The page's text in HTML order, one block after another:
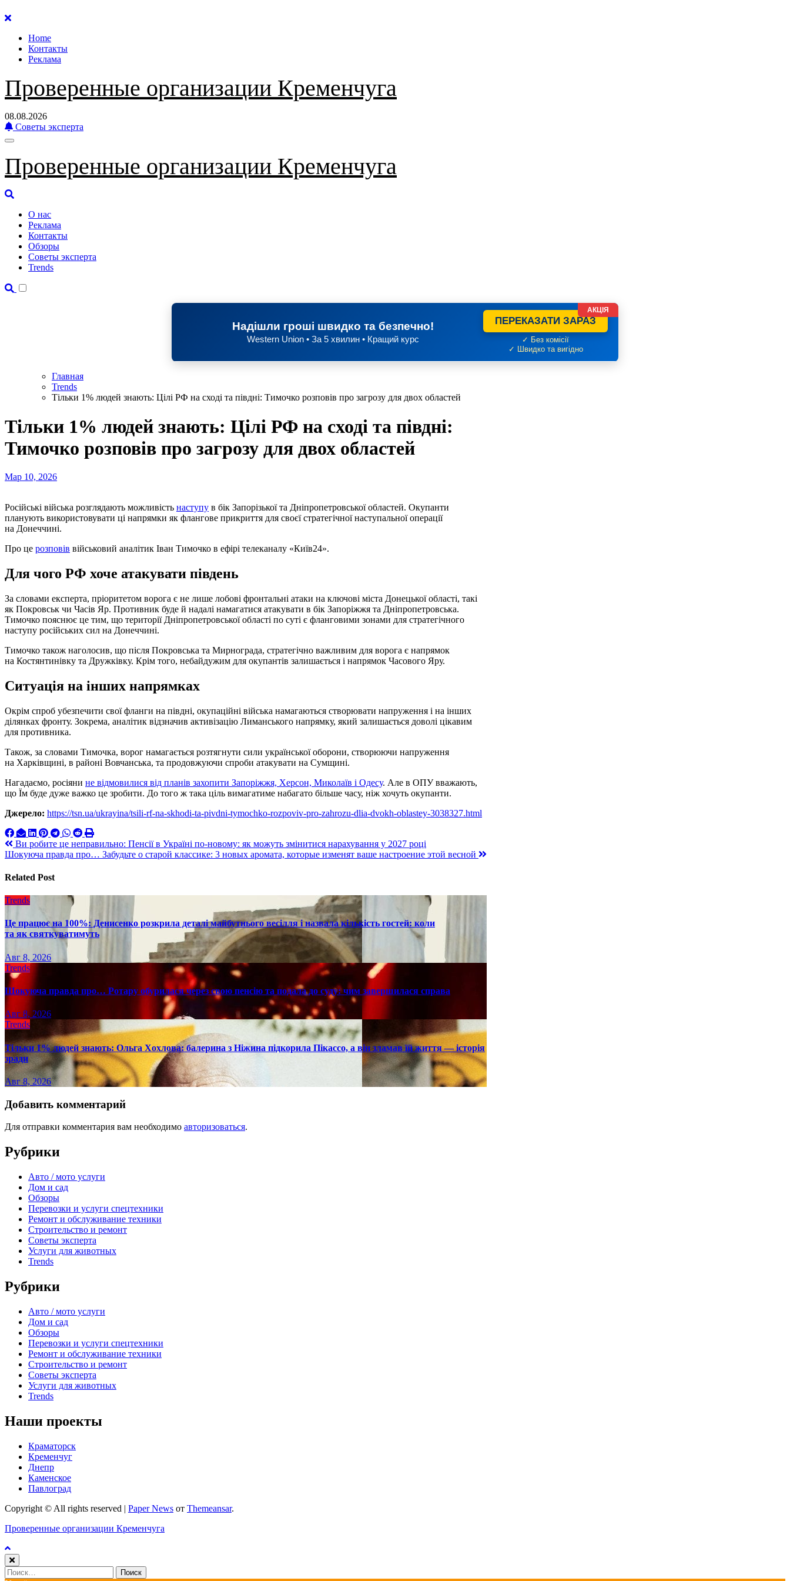
Перейти
содержанию
Home
Контакты
Реклама
Проверенные организации Кременчуга
08.08.2026
Советы эксперта
Проверенные организации Кременчуга
О нас
Реклама
Контакты
Обзоры
Советы эксперта
Trends
Надішли гроші швидко та безпечно!
Western Union • За 5 хвилин • Кращий курс
ПЕРЕКАЗАТИ ЗАРАЗ
✓ Без комісії
✓ Швидко та вигідно
АКЦІЯ
Главная
Trends
Тільки 1% людей знають: Цілі РФ на сході та півдні: Тимочко розповів про загрозу для двох областей
Тільки 1% людей знають: Цілі РФ на сході та півдні:
Тимочко розповів про загрозу для двох областей
Мар 10, 2026
Російські війська розглядають можливість наступу в бік Запорізької та Дніпропетровської областей. Окупанти
планують використовувати ці напрямки як флангове прикриття для своєї стратегічної наступальної операції
на Донеччині.
Про це розповів військовий аналітик Іван Тимочко в ефірі телеканалу «Київ24».
Для чого РФ хоче атакувати південь
За словами експерта, пріоритетом ворога є не лише лобові фронтальні атаки на ключові міста Донецької області, такі
як Покровськ чи Часів Яр. Противник буде й надалі намагатися атакувати в бік Запоріжжя та Дніпропетровська.
Тимочко пояснює це тим, що території Дніпропетровської області по суті є фланговими зонами для стратегічного
наступу російських сил на Донеччині.
Тимочко також наголосив, що після Покровська та Мирнограда, стратегічно важливим для ворога є напрямок
на Костянтинівку та Дружківку. Крім того, небайдужим для окупантів залишається і напрямок Часового Яру.
Ситуація на інших напрямках
Окрім спроб убезпечити свої фланги на півдні, окупаційні війська намагаються створювати напруження і на інших
ділянках фронту. Зокрема, аналітик відзначив активізацію Лиманського напрямку, який залишається доволі цікавим
для противника.
Також, за словами Тимочка, ворог намагається розтягнути сили української оборони, створюючи напруження
на Харківщині, в районі Вовчанська, та продовжуючи спроби атакувати на Сумщині.
Нагадаємо, росіяни не відмовилися від планів захопити Запоріжжя, Херсон, Миколаїв і Одесу. Але в ОПУ вважають,
що Їм буде дуже важко це зробити. До того ж така ціль вимагатиме набагато більше часу, ніж хочуть окупанти.
Джерело: https://tsn.ua/ukrayina/tsili-rf-na-skhodi-ta-pivdni-tymochko-rozpoviv-pro-zahrozu-dlia-dvokh-oblastey-3038327.html
Навигация
по
записям
Ви робите це неправильно: Пенсії в Україні по-новому: як можуть змінитися нарахування у 2027 році
Шокуюча правда про… Забудьте о старой классике: 3 новых аромата, которые изменят ваше настроение этой весной
Related Post
Trends
Це працює на 100%: Денисенко розкрила деталі майбутнього весілля і назвала кількість гостей: коли
та як святкуватимуть
Авг 8, 2026
Trends
Шокуюча правда про… Ротару обурилася через свою пенсію та подала до суду: чим завершилася справа
Авг 8, 2026
Trends
Тільки 1% людей знають: Ольга Хохлова: балерина з Ніжина підкорила Пікассо, а він зламав їй життя — історія
зради
Авг 8, 2026
Добавить комментарий
Для отправки комментария вам необходимо авторизоваться.
Рубрики
Авто / мото услуги
Дом и сад
Обзоры
Перевозки и услуги спецтехники
Ремонт и обслуживание техники
Строительство и ремонт
Советы эксперта
Услуги для животных
Trends
Рубрики
Авто / мото услуги
Дом и сад
Обзоры
Перевозки и услуги спецтехники
Ремонт и обслуживание техники
Строительство и ремонт
Советы эксперта
Услуги для животных
Trends
Наши проекты
Краматорск
Кременчуг
Днепр
Каменское
Павлоград
Copyright © All rights reserved | Paper News от Themeansar.
Проверенные организации Кременчуга
Найти: